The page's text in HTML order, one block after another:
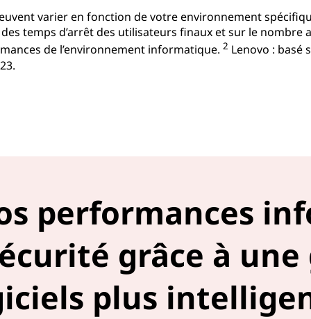
varier en fonction de votre environnement
temps d’arrêt des utilisateurs finaux et sur le nombre
de l’environnement informatique. 2 Lenovo : basé
performances
grâce à
plus